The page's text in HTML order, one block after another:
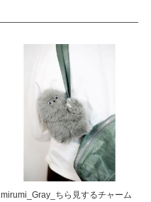
mirumi_Gray_ちら見するチャーム